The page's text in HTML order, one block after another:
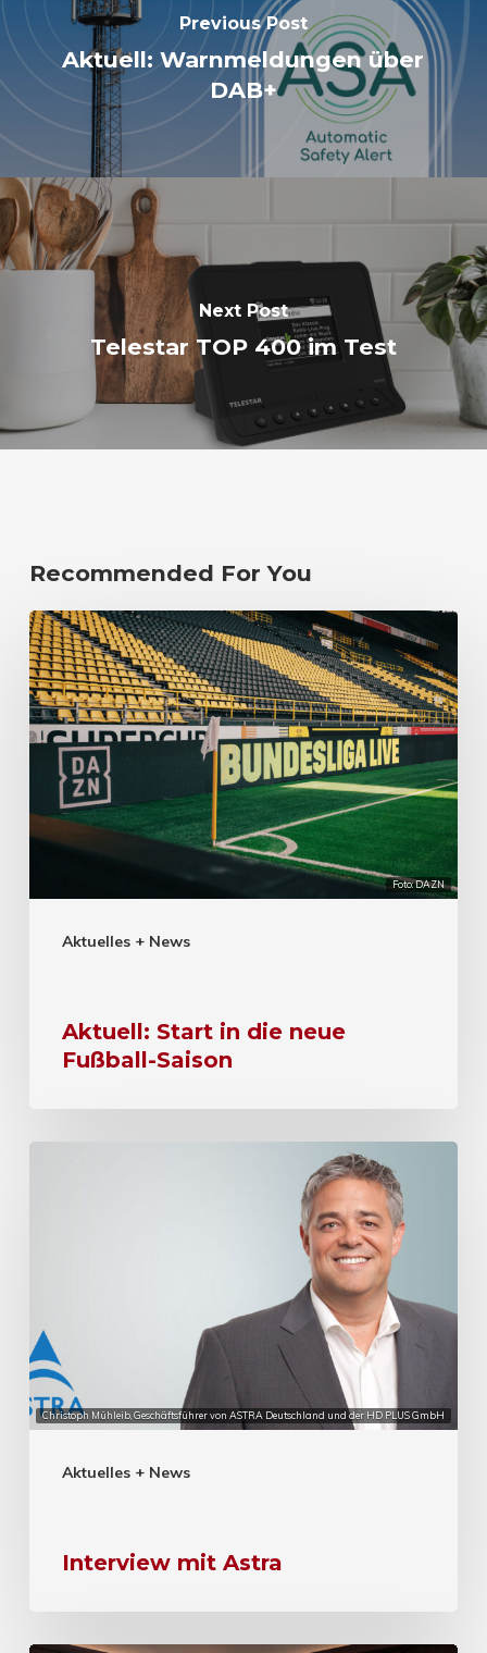
Previous Post
Aktuell: Warnmeldungen über
DAB+
Next Post
Telestar TOP 400 im Test
Recommended For You
Foto: DAZN
Aktuelles + News
Aktuell: Start in die neue
Fußball-Saison
Christoph Mühleib, Geschäftsführer von ASTRA Deutschland und der HD PLUS GmbH
Aktuelles + News
Interview mit Astra